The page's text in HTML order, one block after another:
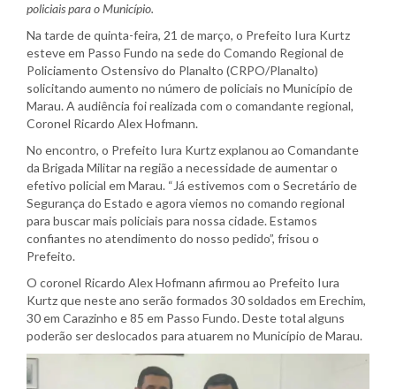
policiais para o Município.
Na tarde de quinta-feira, 21 de março, o Prefeito Iura Kurtz
esteve em Passo Fundo na sede do Comando Regional de
Policiamento Ostensivo do Planalto (CRPO/Planalto)
solicitando aumento no número de policiais no Município de
Marau. A audiência foi realizada com o comandante regional,
Coronel Ricardo Alex Hofmann.
No encontro, o Prefeito Iura Kurtz explanou ao Comandante
da Brigada Militar na região a necessidade de aumentar o
efetivo policial em Marau. “Já estivemos com o Secretário de
Segurança do Estado e agora viemos no comando regional
para buscar mais policiais para nossa cidade. Estamos
confiantes no atendimento do nosso pedido”, frisou o
Prefeito.
O coronel Ricardo Alex Hofmann afirmou ao Prefeito Iura
Kurtz que neste ano serão formados 30 soldados em Erechim,
30 em Carazinho e 85 em Passo Fundo. Deste total alguns
poderão ser deslocados para atuarem no Município de Marau.